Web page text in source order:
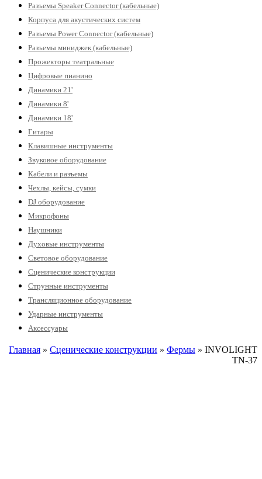
Разъемы Speaker Connector (кабельные)
Корпуса для акустических систем
Разъемы Power Connector (кабельные)
Разъемы миниджек (кабельные)
Прожекторы театральные
Цифровые пианино
Динамики 21'
Динамики 8'
Динамики 18'
Гитары
Клавишные инструменты
Звуковое оборудование
Кабели и разъемы
Чехлы, кейсы, сумки
DJ оборудование
Микрофоны
Наушники
Духовые инструменты
Световое оборудование
Сценические конструкции
Струнные инструменты
Трансляционное оборудование
Ударные инструменты
Аксессуары
Главная » Сценические конструкции » Фермы » INVOLIGHT
TN-37